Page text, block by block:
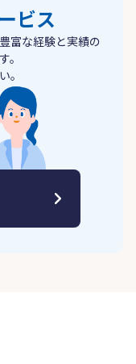
ビス
富な経験と実績の
。
。